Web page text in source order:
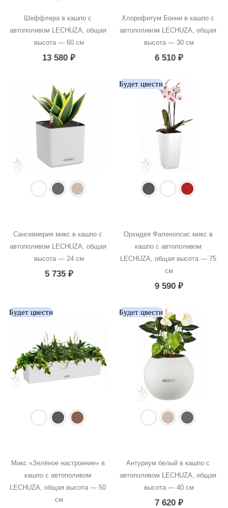
Шеффлера в кашпо с
автополивом LECHUZA, общая
высота — 60 см
13 580₽
Хлорофитум Бонни в кашпо с
автополивом LECHUZA, общая
высота — 30 см
6 510₽
Сансевиерия микс в кашпо с
автополивом LECHUZA, общая
высота — 24 см
5 735 ₽
Будет цвести
Орхидея Фаленопсис микс в
кашпо с автополивом
LECHUZA, общая высота — 75
см
9 590₽
Будет цвести
Микс «Зелёное настроение» в
кашпо с автополивом
LECHUZA, общая высота — 50
см
Будет цвести
Антуриум белый в кашпо с
автополивом LECHUZA, общая
высота — 40 см
7 620₽